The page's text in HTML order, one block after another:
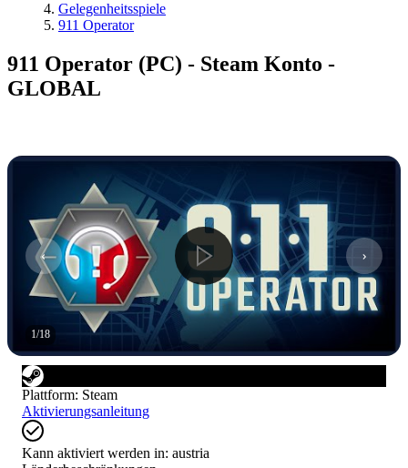
Gelegenheitsspiele
911 Operator
911 Operator (PC) - Steam Konto -
GLOBAL
1/18
Plattform: Steam
Aktivierungsanleitung
Kann aktiviert werden in: austria